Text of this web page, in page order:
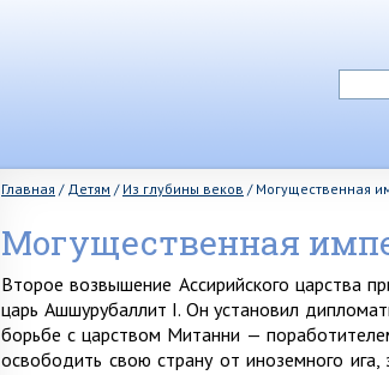
Главная / Детям / Из глубины веков / Могущественная
Могущественная
Второе возвышение Ассирийского царства
царь Ашшурубаллит I. Он установил
борьбе с царством Митанни —
освободить свою страну от иноземного